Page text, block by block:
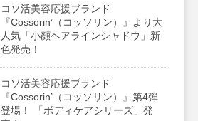
コソ活美容応援ブランド
『Cossorin’（コッソリン）』より大
人気「小顔ヘアラインシャドウ」新
色発売！
コソ活美容応援ブランド
『Cossorin’（コッソリン）』第4弾
登場！ 「ボディケアシリーズ」発